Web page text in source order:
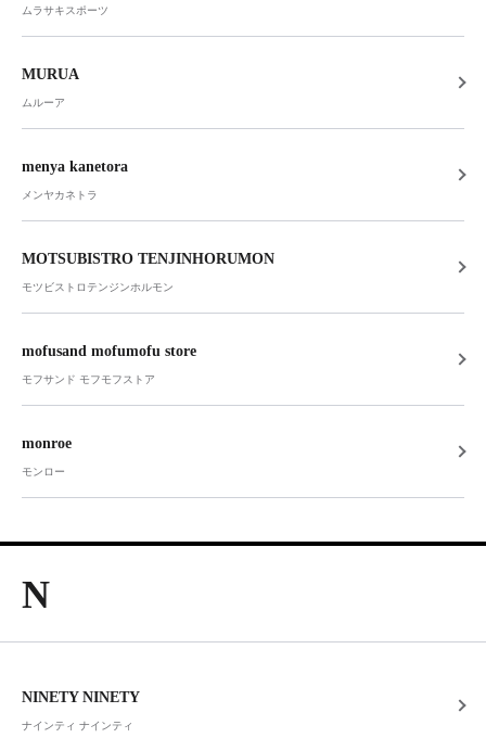
ムラサキスポーツ
MURUA
ムルーア
menya kanetora
メンヤカネトラ
MOTSUBISTRO TENJINHORUMON
モツビストロテンジンホルモン
mofusand mofumofu store
モフサンド モフモフストア
monroe
モンロー
N
NINETY NINETY
ナインティ ナインティ